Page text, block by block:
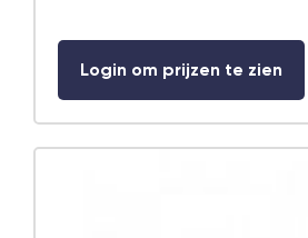
Login om prijzen te zien